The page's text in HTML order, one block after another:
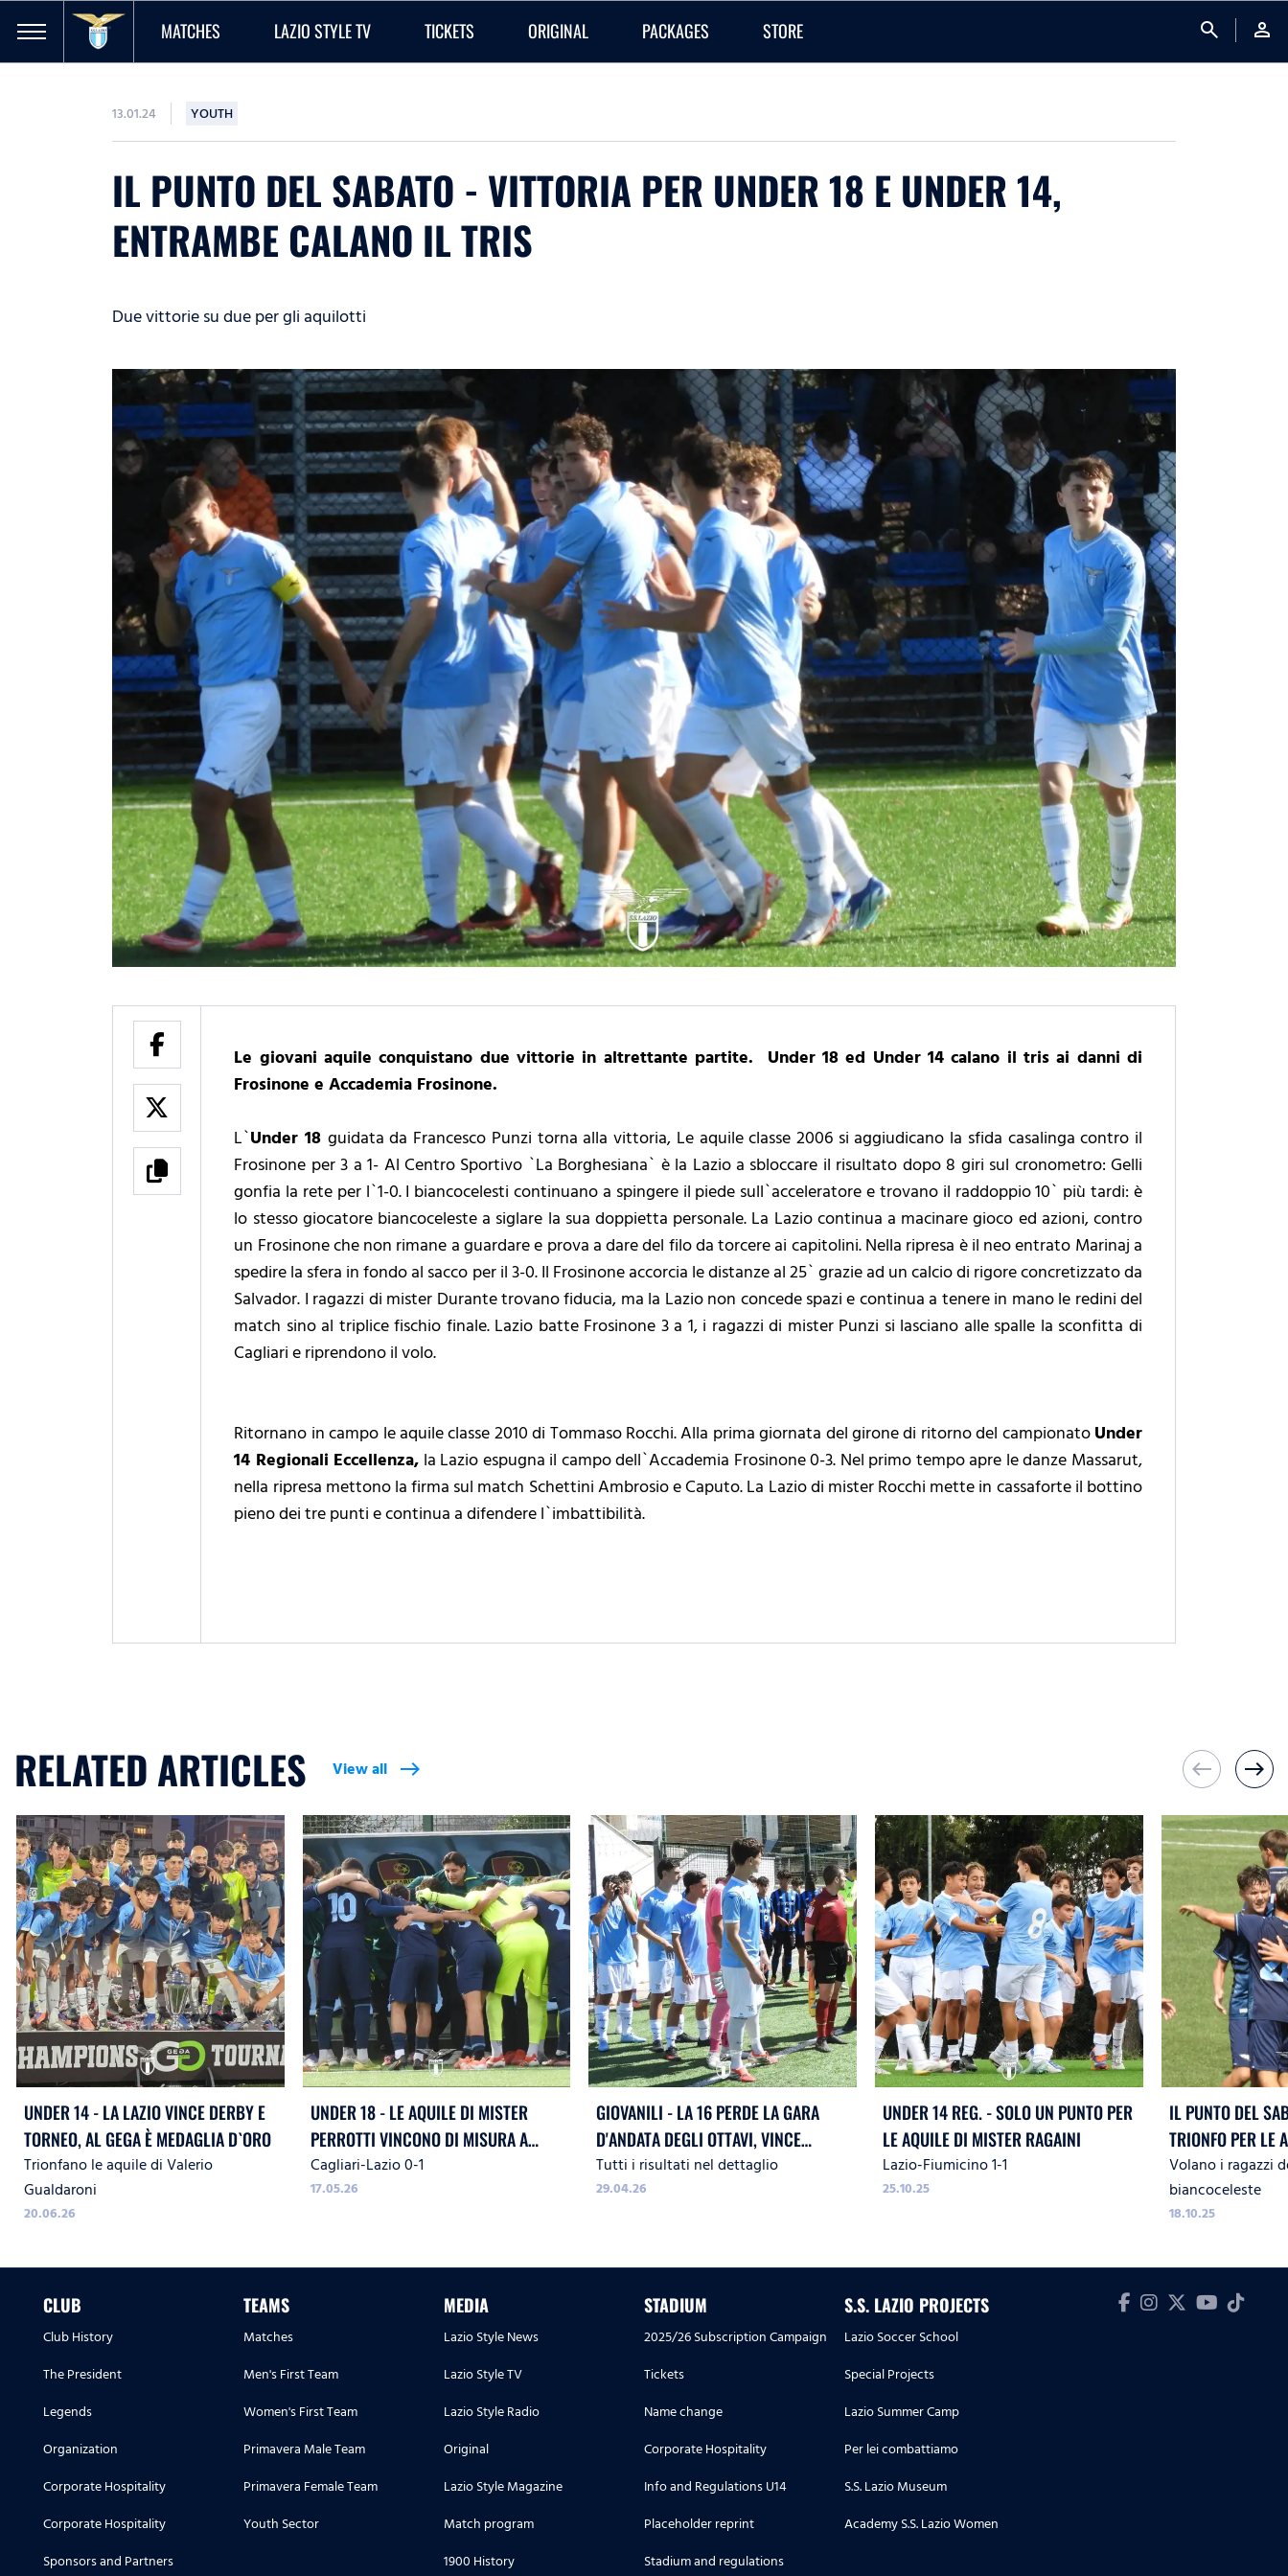
MATCHES LAZIO STYLE TV TICKETS ORIGINAL PACKAGES STORE search person
13.01.24 YOUTH
IL PUNTO DEL SABATO - VITTORIA PER UNDER 18 E UNDER 14,
ENTRAMBE CALANO IL TRIS
Due vittorie su due per gli aquilotti
Le giovani aquile conquistano due vittorie in altrettante partite. Under 18 ed Under 14 calano il tris ai danni di
Frosinone e Accademia Frosinone.
L`Under 18 guidata da Francesco Punzi torna alla vittoria, Le aquile classe 2006 si aggiudicano la sfida casalinga contro il
Frosinone per 3 a 1- Al Centro Sportivo `La Borghesiana` è la Lazio a sbloccare il risultato dopo 8 giri sul cronometro: Gelli
gonfia la rete per l`1-0. I biancocelesti continuano a spingere il piede sull`acceleratore e trovano il raddoppio 10` più tardi: è
lo stesso giocatore biancoceleste a siglare la sua doppietta personale. La Lazio continua a macinare gioco ed azioni, contro
un Frosinone che non rimane a guardare e prova a dare del filo da torcere ai capitolini. Nella ripresa è il neo entrato Marinaj a
spedire la sfera in fondo al sacco per il 3-0. Il Frosinone accorcia le distanze al 25` grazie ad un calcio di rigore concretizzato da
Salvador. I ragazzi di mister Durante trovano fiducia, ma la Lazio non concede spazi e continua a tenere in mano le redini del
match sino al triplice fischio finale. Lazio batte Frosinone 3 a 1, i ragazzi di mister Punzi si lasciano alle spalle la sconfitta di
Cagliari e riprendono il volo.
Ritornano in campo le aquile classe 2010 di Tommaso Rocchi. Alla prima giornata del girone di ritorno del campionatoUnder
14 Regionali Eccellenza, la Lazio espugna il campo dell`Accademia Frosinone 0-3. Nel primo tempo apre le danze Massarut,
nella ripresa mettono la firma sul match Schettini Ambrosio e Caputo. La Lazio di mister Rocchi mette in cassaforte il bottino
pieno dei tre punti e continua a difendere l`imbattibilità.
RELATED ARTICLES View all east west east
UNDER 14 - LA LAZIO VINCE DERBY E
TORNEO, AL GEGA È MEDAGLIA D`ORO
Trionfano le aquile di Valerio
Gualdaroni
20.06.26
UNDER 18 - LE AQUILE DI MISTER
PERROTTI VINCONO DI MISURA A
CAGLIARI
Cagliari-Lazio 0-1
17.05.26
GIOVANILI - LA 16 PERDE LA GARA
D'ANDATA DEGLI OTTAVI, VINCE
L'ATALANTA
Tutti i risultati nel dettaglio
29.04.26
UNDER 14 REG. - SOLO UN PUNTO PER
LE AQUILE DI MISTER RAGAINI
Lazio-Fiumicino 1-1
25.10.25
IL PUNTO DEL
TRIONFO PER LE
Volano i ragazzi
biancoceleste
18.10.25
CLUB
Club History
The President
Legends
Organization
Corporate Hospitality
Corporate Hospitality
Sponsors and Partners
TEAMS
Matches
Men's First Team
Women's First Team
Primavera Male Team
Primavera Female Team
Youth Sector
MEDIA
Lazio Style News
Lazio Style TV
Lazio Style Radio
Original
Lazio Style Magazine
Match program
1900 History
STADIUM
2025/26 Subscription Campaign
Tickets
Name change
Corporate Hospitality
Info and Regulations U14
Placeholder reprint
Stadium and regulations
S.S. LAZIO PROJECTS
Lazio Soccer School
Special Projects
Lazio Summer Camp
Per lei combattiamo
S.S. Lazio Museum
Academy S.S. Lazio Women